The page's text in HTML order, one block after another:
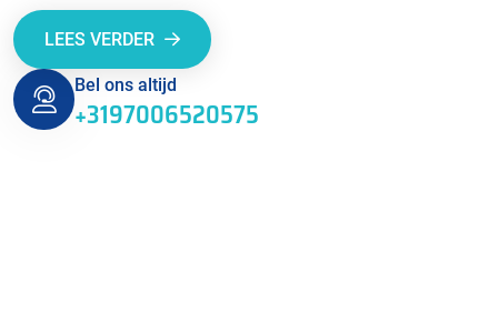
LEES VERDER
Bel ons altijd
+3197006520575